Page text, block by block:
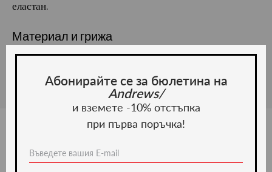
еластан.
Материал и грижа
Материал:
Ние препоръчваме
Абонирайте се за бюлетина на
Andrews/
и вземете -10% отстъпка
при първа поръчка!